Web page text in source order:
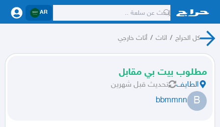
AR
كل الحراج / اثاث / أثاث خارجي
مطلوب بيت بي مقابل
الطايف تحديث قبل شهرين
B
bbmmnn